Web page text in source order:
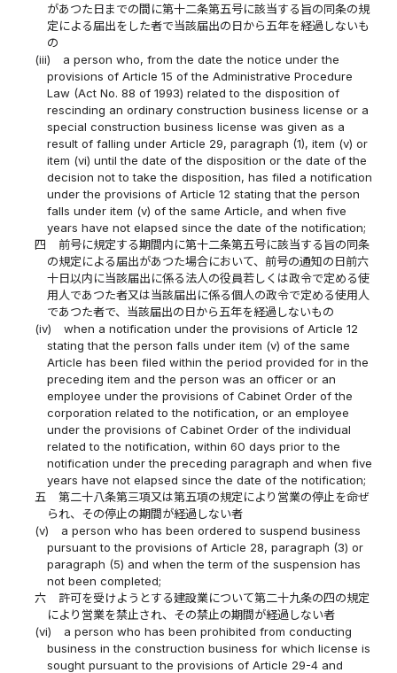
があつた日までの間に第十二条第五号に該当する旨の同条の規
定による届出をした者で当該届出の日から五年を経過しないも
の
(iii)
a person who, from the date the notice under the
provisions of Article 15 of the Administrative Procedure
Law (Act No. 88 of 1993) related to the disposition of
rescinding an ordinary construction business license or a
special construction business license was given as a
result of falling under Article 29, paragraph (1), item (v) or
item (vi) until the date of the disposition or the date of the
decision not to take the disposition, has filed a notification
under the provisions of Article 12 stating that the person
falls under item (v) of the same Article, and when five
years have not elapsed since the date of the notification;
四
前号に規定する期間内に第十二条第五号に該当する旨の同条
の規定による届出があつた場合において、前号の通知の日前六
十日以内に当該届出に係る法人の役員若しくは政令で定める使
用人であつた者又は当該届出に係る個人の政令で定める使用人
であつた者で、当該届出の日から五年を経過しないもの
(iv)
when a notification under the provisions of Article 12
stating that the person falls under item (v) of the same
Article has been filed within the period provided for in the
preceding item and the person was an officer or an
employee under the provisions of Cabinet Order of the
corporation related to the notification, or an employee
under the provisions of Cabinet Order of the individual
related to the notification, within 60 days prior to the
notification under the preceding paragraph and when five
years have not elapsed since the date of the notification;
五
第二十八条第三項又は第五項の規定により営業の停止を命ぜ
られ、その停止の期間が経過しない者
(v)
a person who has been ordered to suspend business
pursuant to the provisions of Article 28, paragraph (3) or
paragraph (5) and when the term of the suspension has
not been completed;
六
許可を受けようとする建設業について第二十九条の四の規定
により営業を禁止され、その禁止の期間が経過しない者
(vi)
a person who has been prohibited from conducting
business in the construction business for which license is
sought pursuant to the provisions of Article 29-4 and